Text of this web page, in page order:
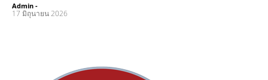
Admin -
17 มิถุนายน 2026